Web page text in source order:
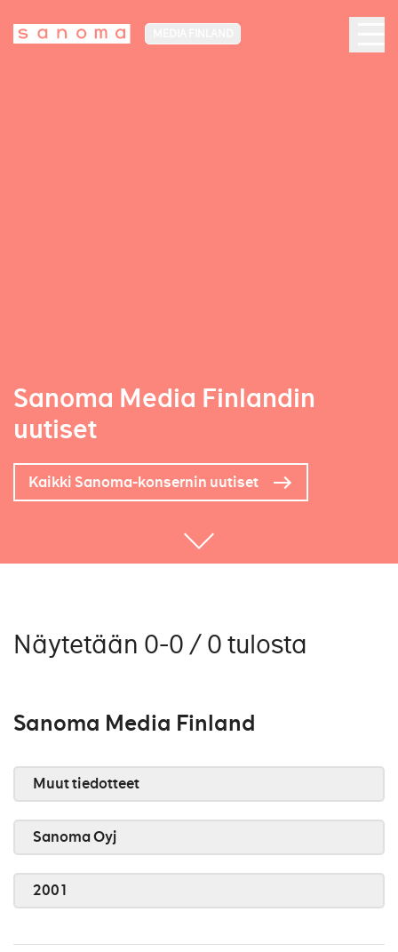
Sanoma Media Finlandin
uutiset
Kaikki Sanoma-konsernin uutiset
Näytetään 0-0 / 0 tulosta
Sanoma Media Finland
Muut tiedotteet
Sanoma Oyj
2001